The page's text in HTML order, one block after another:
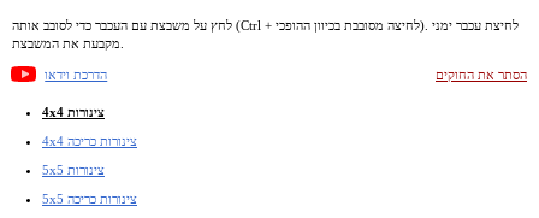
לחץ על משבצת עם העכבר כדי לסובב אותה (Ctrl + לחיצה מסובבת בכיוון ההופכי). לחיצת עכבר ימני
הדרכת וידאו הסתר את החוקים
4x4 צינורות
4x4 צינורות כריכה
5x5 צינורות
5x5 צינורות כריכה